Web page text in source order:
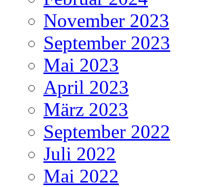
November 2023
September 2023
Mai 2023
April 2023
März 2023
September 2022
Juli 2022
Mai 2022